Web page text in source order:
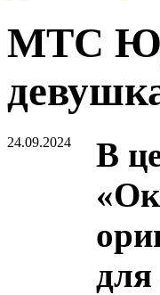
МТС
24.09.2024
В
для